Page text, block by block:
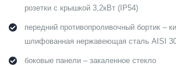
розетки с крышкой 3,2кВт (IP54)
передний противопроливочный бортик –
шлифованная нержавеющая сталь AISI
боковые панели – закаленное стекло